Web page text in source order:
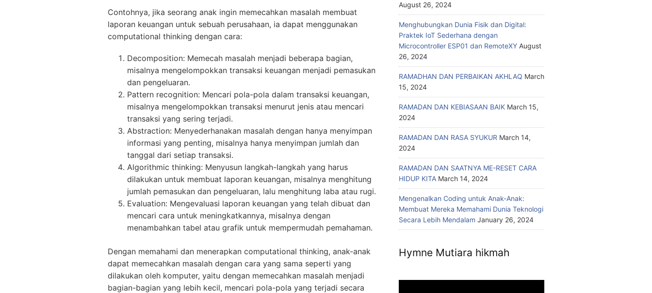
Contohnya, jika seorang anak ingin memecahkan masalah membuat
laporan keuangan untuk sebuah perusahaan, ia dapat menggunakan
computational thinking dengan cara:
Decomposition: Memecah masalah menjadi beberapa bagian,
misalnya mengelompokkan transaksi keuangan menjadi pemasukan
dan pengeluaran.
Pattern recognition: Mencari pola-pola dalam transaksi keuangan,
misalnya mengelompokkan transaksi menurut jenis atau mencari
transaksi yang sering terjadi.
Abstraction: Menyederhanakan masalah dengan hanya menyimpan
informasi yang penting, misalnya hanya menyimpan jumlah dan
tanggal dari setiap transaksi.
Algorithmic thinking: Menyusun langkah-langkah yang harus
dilakukan untuk membuat laporan keuangan, misalnya menghitung
jumlah pemasukan dan pengeluaran, lalu menghitung laba atau rugi.
Evaluation: Mengevaluasi laporan keuangan yang telah dibuat dan
mencari cara untuk meningkatkannya, misalnya dengan
menambahkan tabel atau grafik untuk mempermudah pemahaman.
Dengan memahami dan menerapkan computational thinking, anak-anak
dapat memecahkan masalah dengan cara yang sama seperti yang
dilakukan oleh komputer, yaitu dengan memecahkan masalah menjadi
bagian-bagian yang lebih kecil, mencari pola-pola yang terjadi secara
August 26, 2024
Menghubungkan Dunia Fisik dan Digital:
Praktek IoT Sederhana dengan
Microcontroller ESP01 dan RemoteXY August
26, 2024
RAMADHAN DAN PERBAIKAN AKHLAQ March
15, 2024
RAMADAN DAN KEBIASAAN BAIK March 15,
2024
RAMADAN DAN RASA SYUKUR March 14,
2024
RAMADAN DAN SAATNYA ME-RESET CARA
HIDUP KITA March 14, 2024
Mengenalkan Coding untuk Anak-Anak:
Membuat Mereka Memahami Dunia Teknologi
Secara Lebih Mendalam January 26, 2024
Hymne Mutiara hikmah